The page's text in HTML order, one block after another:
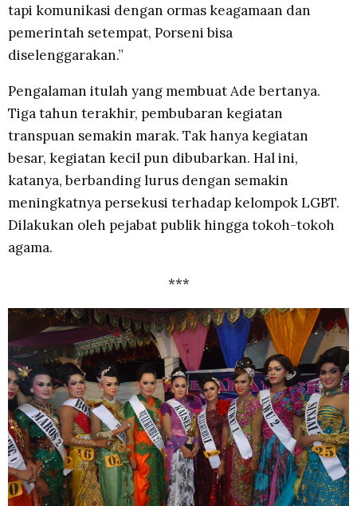
tapi komunikasi dengan ormas keagamaan dan
pemerintah setempat, Porseni bisa
diselenggarakan.”
Pengalaman itulah yang membuat Ade bertanya.
Tiga tahun terakhir, pembubaran kegiatan
transpuan semakin marak. Tak hanya kegiatan
besar, kegiatan kecil pun dibubarkan. Hal ini,
katanya, berbanding lurus dengan semakin
meningkatnya persekusi terhadap kelompok LGBT.
Dilakukan oleh pejabat publik hingga tokoh-tokoh
agama.
***